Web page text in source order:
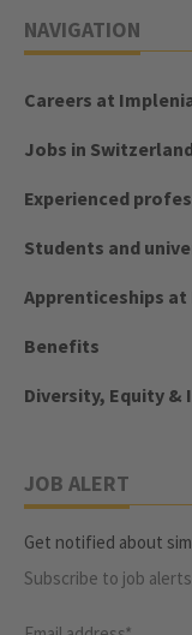
NAVIGATION
Careers at
Jobs in
Experienced
Students and
Apprenticeships at
Benefits
Diversity, Equity &
JOB ALERT
Get notified about
Subscribe to job